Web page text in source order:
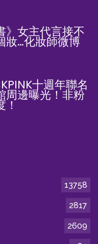
》女主代言接不
妝…化妝師微博
十週年聯名
周邊曝光！非粉
！
13758
2817
2609